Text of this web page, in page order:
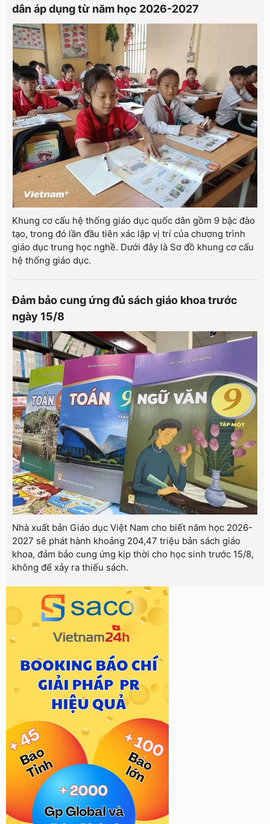
dân áp dụng từ năm học 2026-2027
Khung cơ cấu hệ thống giáo dục quốc dân gồm 9 bậc đào
tạo, trong đó lần đầu tiên xác lập vị trí của chương trình
giáo dục trung học nghề. Dưới đây là Sơ đồ khung cơ cấu
hệ thống giáo dục.
Đảm bảo cung ứng đủ sách giáo khoa trước
ngày 15/8
Nhà xuất bản Giáo dục Việt Nam cho biết năm học 2026-
2027 sẽ phát hành khoảng 204,47 triệu bản sách giáo
khoa, đảm bảo cung ứng kịp thời cho học sinh trước 15/8,
không để xảy ra thiếu sách.